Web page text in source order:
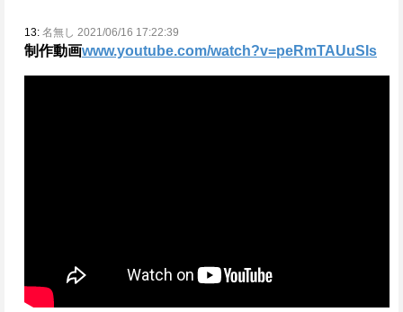
13: 名無し 2021/06/16 17:22:39
制作動画www.youtube.com/watch?v=peRmTAUuSIs